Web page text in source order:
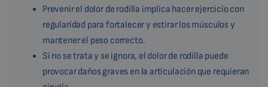
Prevenir el dolor de rodilla implica hacer ejercicio con
regularidad para fortalecer y estirar los músculos y
mantener el peso correcto.
Si no se trata y se ignora, el dolor de rodilla puede
provocar daños graves en la articulación que requieran